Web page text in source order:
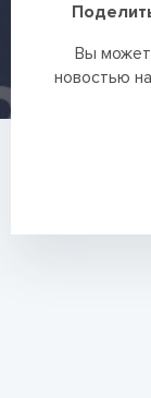
Вы
новостью